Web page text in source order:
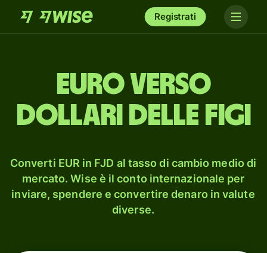
Registrati
euro verso
dollari delle Figi
Converti EUR in FJD al tasso di cambio medio di
mercato. Wise è il conto internazionale per
inviare, spendere e convertire denaro in valute
diverse.